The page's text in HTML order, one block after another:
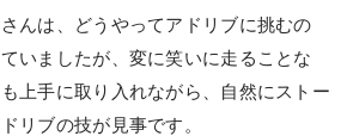
んは、どうやってアドリブに挑むの
いましたが、変に笑いに走ることな
上手に取り入れながら、自然にストー
リブの技が見事です。